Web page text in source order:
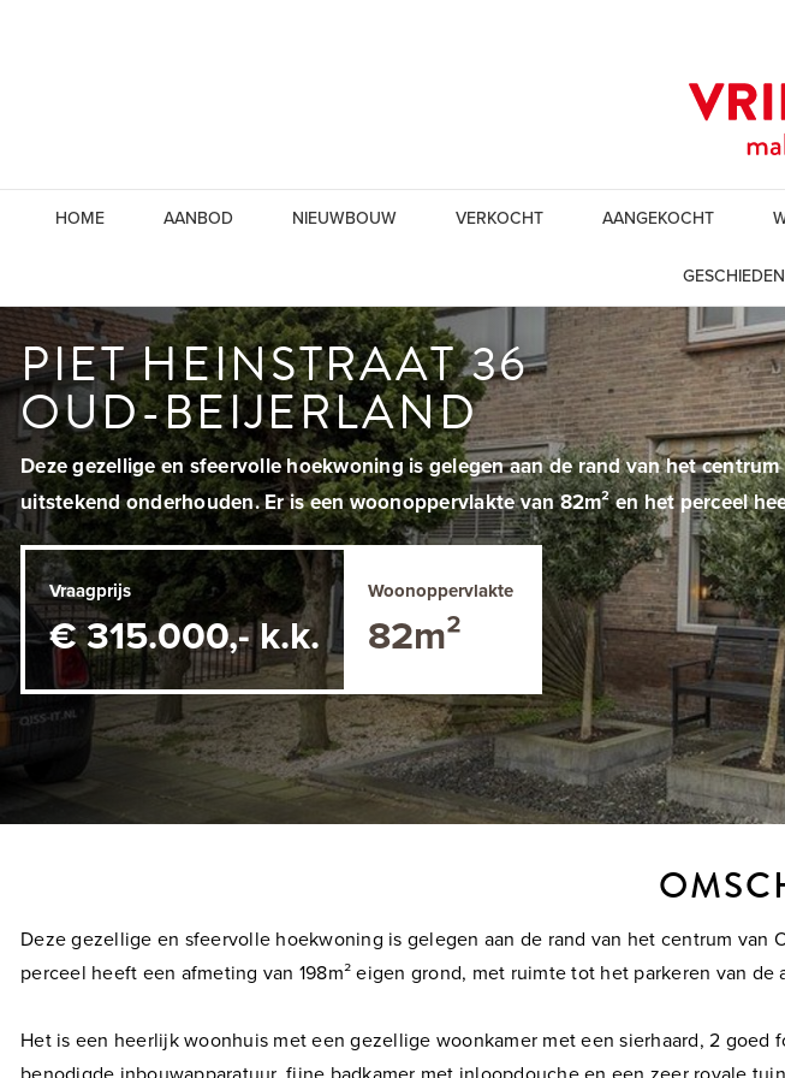
HOME AANBOD NIEUWBOUW VERKOCHT AANGEKOCHT
PIET HEINSTRAAT 36
OUD-BEIJERLAND
Deze gezellige en sfeervolle hoekwoning is gelegen aan de rand van het
uitstekend onderhouden. Er is een woonoppervlakte van 82m² en het perceel
Vraagprijs
€ 315.000,- k.k.
Woonoppervlakte
82m²
Deze gezellige en sfeervolle hoekwoning is gelegen aan de rand van het centrum
perceel heeft een afmeting van 198m² eigen grond, met ruimte tot het parkeren van de
Het is een heerlijk woonhuis met een gezellige woonkamer met een sierhaard, 2